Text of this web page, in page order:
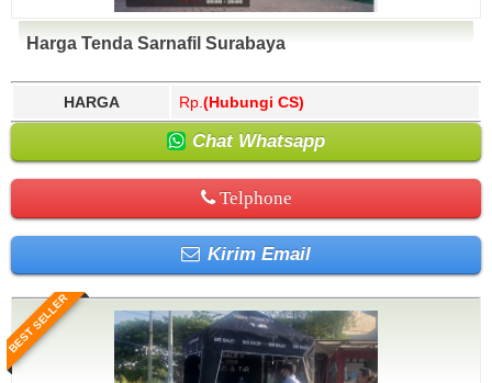
Harga Tenda Sarnafil Surabaya
HARGA Rp. (Hubungi CS)
Chat Whatsapp
Telphone
Kirim Email
BEST SELLER